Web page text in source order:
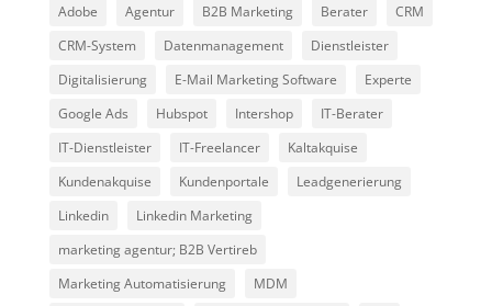
Adobe Agentur B2B Marketing Berater
CRM
CRM-System
Datenmanagement
Dienstleister
Digitalisierung
E-Mail Marketing Software
Experte
Google Ads
Hubspot Intershop
IT-Berater
IT-Dienstleister
IT-Freelancer
Kaltakquise
Kundenakquise
Kundenportale
Leadgenerierung
Linkedin
Linkedin Marketing
marketing agentur; B2B Vertireb
Marketing Automatisierung
MDM